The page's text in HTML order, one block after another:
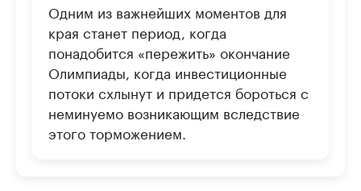
Одним из важнейших моментов для
края станет период, когда
понадобится «пережить» окончание
Олимпиады, когда инвестиционные
потоки схлынут и придется бороться с
неминуемо возникающим вследствие
этого торможением.